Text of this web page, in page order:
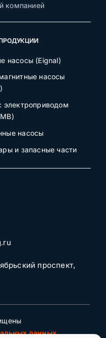
компанией
насосы (Eignal)
насосы
электроприводом
насосы
и запасные части
проспект,
данных